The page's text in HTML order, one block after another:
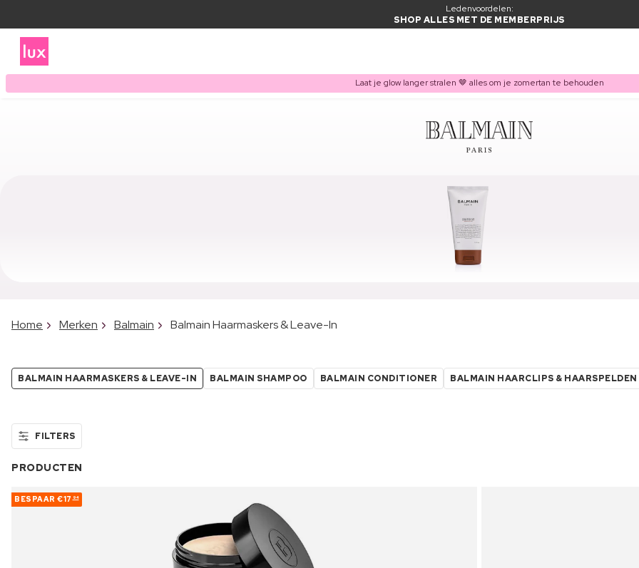
Ledenvoordelen:
SHOP ALLES MET DE MEMBERPRIJS
Laat je glow langer stralen 🤎 alles om je zomertan te behouden
Home Merken Balmain Balmain Haarmaskers & Leave-In
BALMAIN HAARMASKERS & LEAVE-IN BALMAIN SHAMPOO BALMAIN CONDITIONER BALMAIN HAARCLIPS & HAARSPELDEN
FILTERS
PRODUCTEN
BESPAAR €17 94